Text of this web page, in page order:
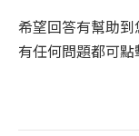
希望回答有幫助
有任何問題都可